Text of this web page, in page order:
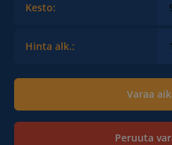
Kesto:
Hinta alk.:
Varaa
Peruuta